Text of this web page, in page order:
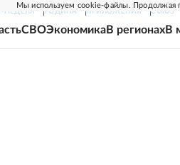
Мы используем cookie-файлы. Продолжая
НЕДЕЛЯ РОДИНА ПРИЛОЖЕНИЯ СОЮЗ
СВОЭкономикаВ регионахВ